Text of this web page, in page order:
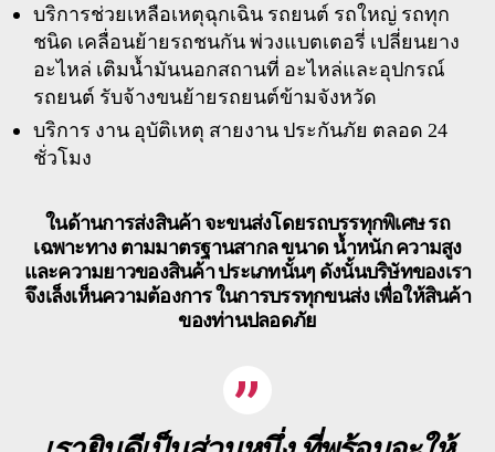
บริการช่วยเหลือเหตุฉุกเฉิน รถยนต์ รถใหญ่ รถทุก
ชนิด เคลื่อนย้ายรถชนกัน พ่วงแบตเตอรี่ เปลี่ยนยาง
อะไหล่ เติมน้ำมันนอกสถานที่ อะไหล่และอุปกรณ์
รถยนต์ รับจ้างขนย้ายรถยนต์ข้ามจังหวัด
บริการ งาน อุบัติเหตุ สายงาน ประกันภัย ตลอด 24
ชั่วโมง
ในด้านการส่งสินค้า จะขนส่งโดยรถบรรทุกพิเศษ รถ
เฉพาะทาง ตามมาตรฐานสากล ขนาด น้ำหนัก ความสูง
และความยาวของสินค้า ประเภทนั้นๆ ดังนั้นบริษัทของเรา
จึงเล็งเห็นความต้องการ ในการบรรทุกขนส่ง เพื่อให้สินค้า
ของท่านปลอดภัย